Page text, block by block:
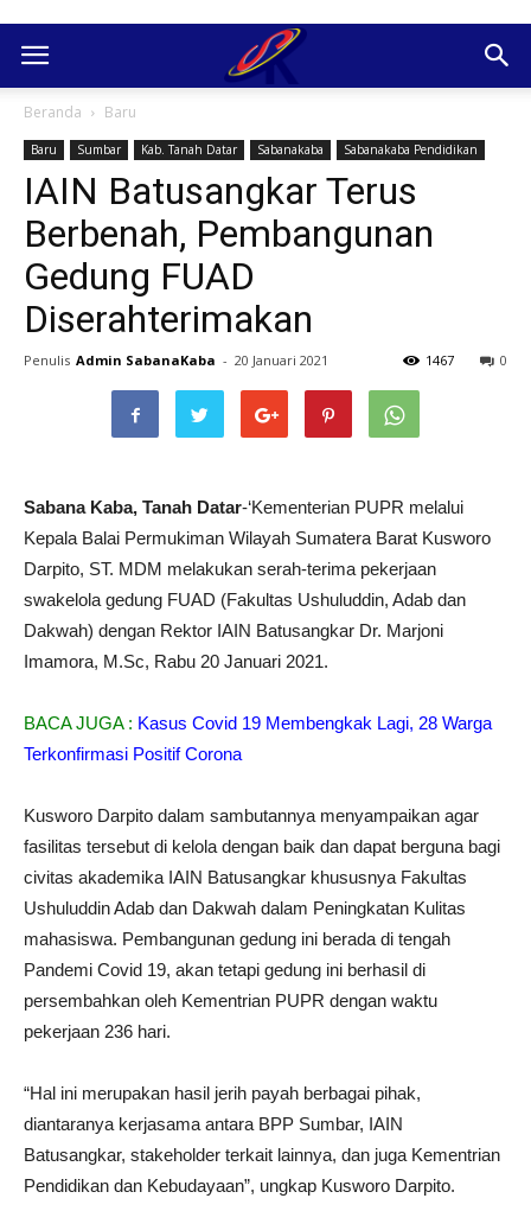
Beranda Baru
Baru Sumbar Kab. Tanah Datar Sabanakaba Sabanakaba Pendidikan
IAIN Batusangkar Terus
Berbenah, Pembangunan
Gedung FUAD
Diserahterimakan
Penulis Admin SabanaKaba - 20 Januari 2021 0
1467
Sabana Kaba, Tanah Datar-‘Kementerian PUPR melalui
Kepala Balai Permukiman Wilayah Sumatera Barat Kusworo
Darpito, ST. MDM melakukan serah-terima pekerjaan
swakelola gedung FUAD (Fakultas Ushuluddin, Adab dan
Dakwah) dengan Rektor IAIN Batusangkar Dr. Marjoni
Imamora, M.Sc, Rabu 20 Januari 2021.
BACA JUGA : Kasus Covid 19 Membengkak Lagi, 28 Warga
Terkonfirmasi Positif Corona
Kusworo Darpito dalam sambutannya menyampaikan agar
fasilitas tersebut di kelola dengan baik dan dapat berguna bagi
civitas akademika IAIN Batusangkar khususnya Fakultas
Ushuluddin Adab dan Dakwah dalam Peningkatan Kulitas
mahasiswa. Pembangunan gedung ini berada di tengah
Pandemi Covid 19, akan tetapi gedung ini berhasil di
persembahkan oleh Kementrian PUPR dengan waktu
pekerjaan 236 hari.
“Hal ini merupakan hasil jerih payah berbagai pihak,
diantaranya kerjasama antara BPP Sumbar, IAIN
Batusangkar, stakeholder terkait lainnya, dan juga Kementrian
Pendidikan dan Kebudayaan”, ungkap Kusworo Darpito.